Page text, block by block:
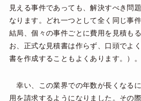
見える事件であっても、解決すべき問
なります。どれ一つとして全く同じ事
結局、個々の事件ごとに費用を見積も
お、正式な見積書は作らず、口頭でよ
書を作成することもよくあります。）。
幸い、この業界での年数が長くなる
用を請求するようになりました。その